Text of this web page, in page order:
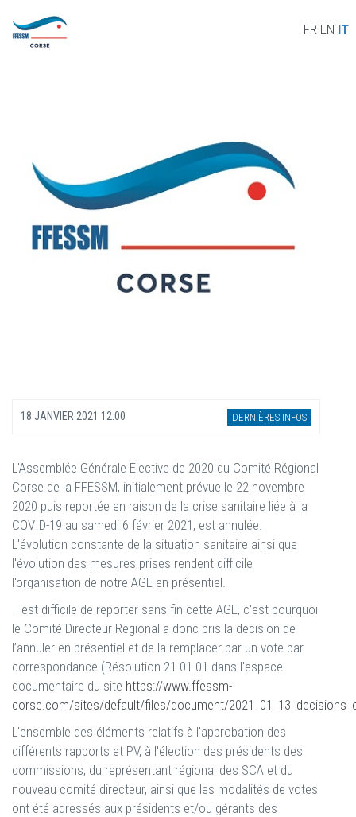
FR EN IT
INFORMATION ASSEMBLÉE GÉNÉRALE
18 JANVIER 2021 12:00 DERNIÈRES INFOS
L'Assemblée Générale Elective de 2020 du Comité Régional
Corse de la FFESSM, initialement prévue le 22 novembre
2020 puis reportée en raison de la crise sanitaire liée à la
COVID-19 au samedi 6 février 2021, est annulée.
L'évolution constante de la situation sanitaire ainsi que
l'évolution des mesures prises rendent difficile
l'organisation de notre AGE en présentiel.
Il est difficile de reporter sans fin cette AGE, c'est pourquoi
le Comité Directeur Régional a donc pris la décision de
l’annuler en présentiel et de la remplacer par un vote par
correspondance (Résolution 21-01-01 dans l'espace
documentaire du site https://www.ffessm-
corse.com/sites/default/files/document/
L'ensemble des éléments relatifs à l'approbation des
différents rapports et PV, à l'élection des présidents des
commissions, du représentant régional des SCA et du
nouveau comité directeur, ainsi que les modalités de votes
ont été adressés aux présidents et/ou gérants des